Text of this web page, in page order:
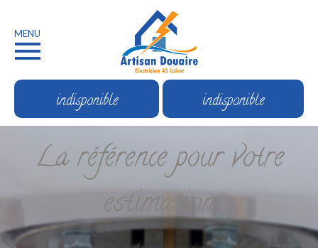
MENU
indisponible indisponible
La référence pour votre
estimation